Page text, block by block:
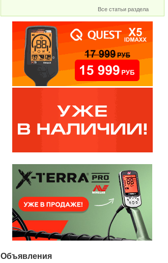
Все статьи раздела
Объявления